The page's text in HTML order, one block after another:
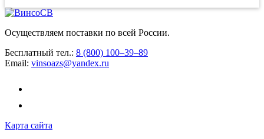
Осуществляем поставки по всей России.
Бесплатный тел.: 8 (800) 100–39–89
Email: vinsoazs@yandex.ru
Карта сайта